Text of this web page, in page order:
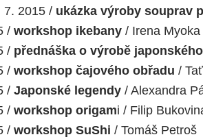
7. 2015 / ukázka výroby souprav
/ workshop ikebany / Irena
/ přednáška o výrobě
/ workshop čajového obřadu /
/ Japonské legendy / Alexandra
/ workshop origami / Filip
/ workshop SuShi / Tomáš Petroš